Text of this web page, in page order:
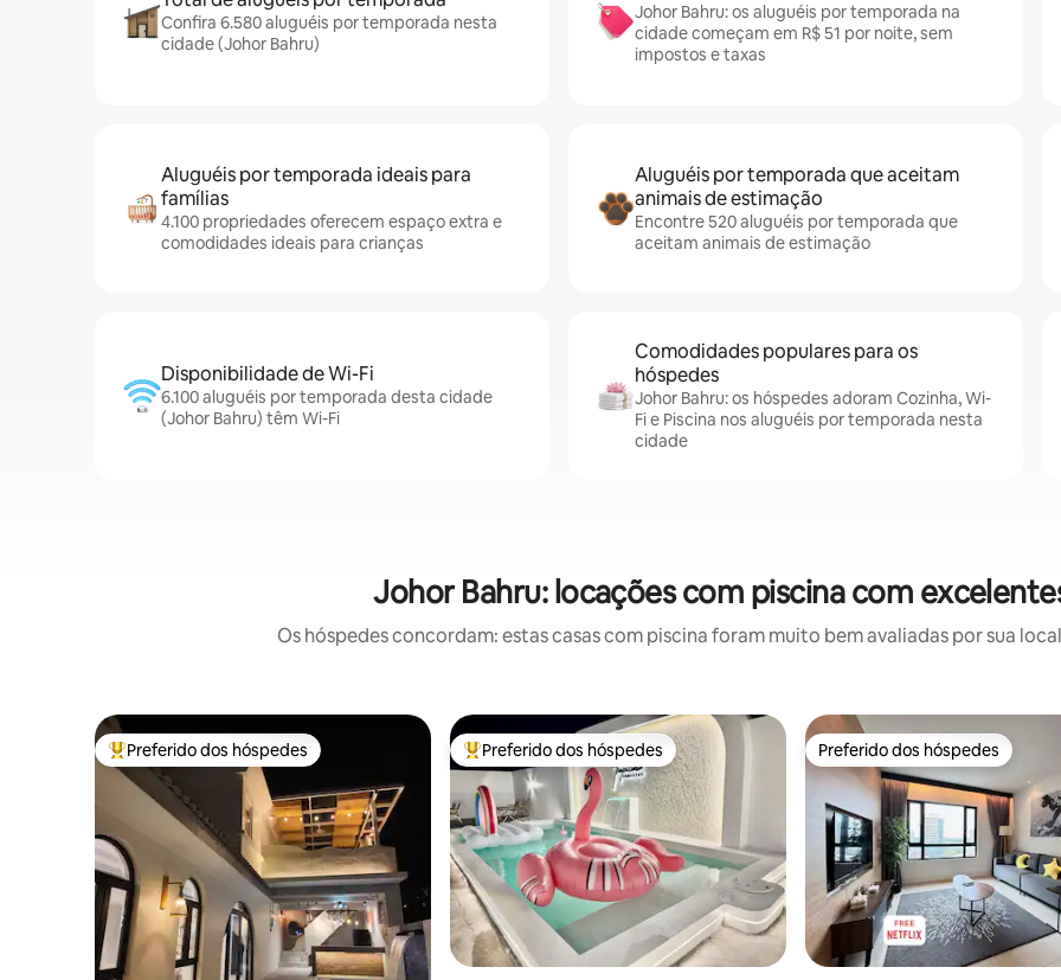
Confira 6.580 aluguéis por temporada nesta
cidade (Johor Bahru)
Johor Bahru: os aluguéis por temporada na
cidade começam em R$ 51 por noite, sem
impostos e taxas
Aluguéis por temporada ideais para
famílias
4.100 propriedades oferecem espaço extra e
comodidades ideais para crianças
Aluguéis por temporada que aceitam
animais de estimação
Encontre 520 aluguéis por temporada que
aceitam animais de estimação
Disponibilidade de Wi-Fi
6.100 aluguéis por temporada desta cidade
(Johor Bahru) têm Wi-Fi
Comodidades populares para os
hóspedes
Johor Bahru: os hóspedes adoram Cozinha, Wi-
Fi e Piscina nos aluguéis por temporada nesta
cidade
Johor Bahru: locações com piscina com
Os hóspedes concordam: estas casas com piscina foram muito bem avaliadas por sua
Entre os melhores preferidos dos hóspedes
Preferido dos hóspedes Entre os melhores preferidos dos hóspedes
Preferido dos hóspedes Preferido dos hóspedes
Preferido dos hóspedes